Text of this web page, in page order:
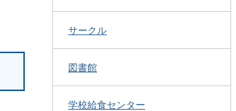
サークル
図書館
学校給食センター